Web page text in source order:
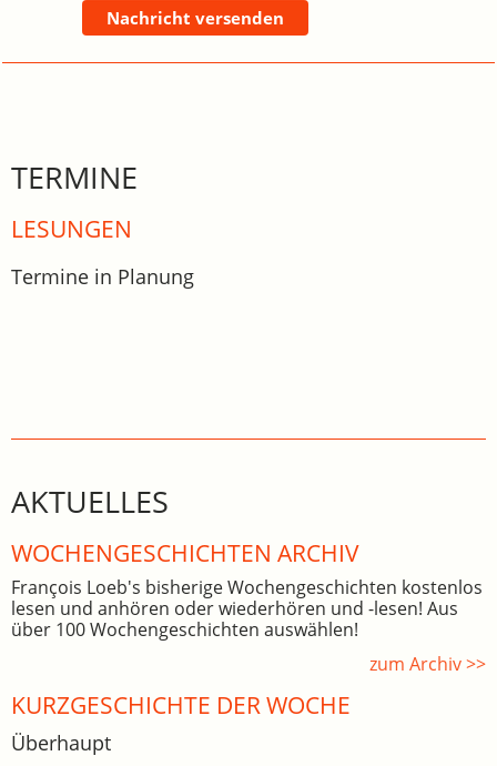
Nachricht versenden
TERMINE
LESUNGEN
Termine in Planung
AKTUELLES
WOCHEN­GE­SCHICHTEN ARCHIV
François Loeb's bisherige Wochengeschichten kostenlos
lesen und anhören oder wiederhören und -lesen! Aus
über 100 Wochengeschichten auswählen!
zum Archiv >>
KURZGESCHICHTE DER WOCHE
Überhaupt